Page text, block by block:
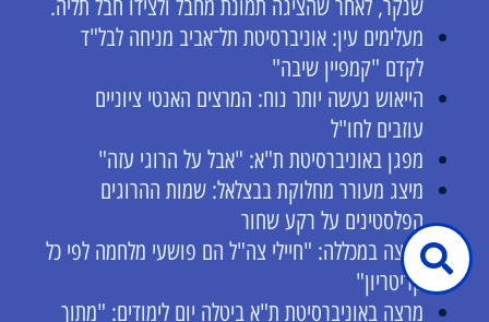
שנקר, לאחר שהציגה תמונת מחבל ולצידו חבל תליה.
מעלימים עין: אוניברסיטת תל־אביב מניחה לבל"ד
לקדם "קמפיין שיבה"
הייאוש נעשה יותר נוח: המרצים האנטי ציוניים
עוזבים לחו"ל
מפגן באוניברסיטת ת"א: "אבל על הרוגי עזה"
מיצג מעורר מחלוקת בבצלאל: שמות ההרוגים
הפלסטינים על רקע שחור
מרצה במכללה: "חיילי צה"ל הם פושעי מלחמה לפי כל
קריטריון"
מרצה באוניברסיטת ת"א ביטלה יום לימודים: "מתוך